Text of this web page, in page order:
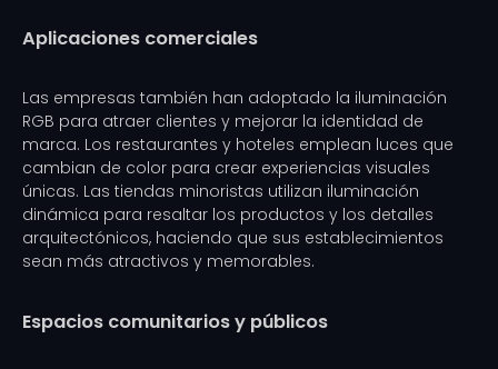
Aplicaciones comerciales
Las empresas también han adoptado la iluminación
RGB para atraer clientes y mejorar la identidad de
marca. Los restaurantes y hoteles emplean luces que
cambian de color para crear experiencias visuales
únicas. Las tiendas minoristas utilizan iluminación
dinámica para resaltar los productos y los detalles
arquitectónicos, haciendo que sus establecimientos
sean más atractivos y memorables.
Espacios comunitarios y públicos